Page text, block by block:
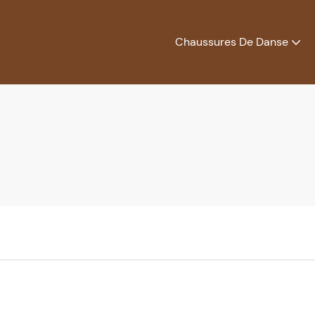
Chaussures De Danse